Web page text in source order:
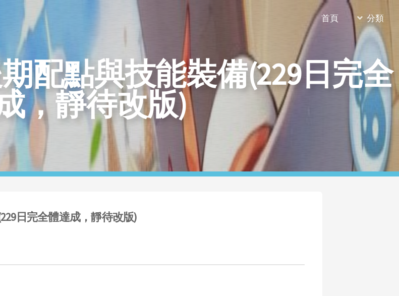
首頁 分類
配點與技能裝備(229日完全
，靜待改版)
日完全體達成，靜待改版)